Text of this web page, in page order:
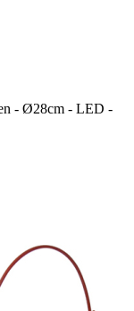
- Ø28cm - LED -